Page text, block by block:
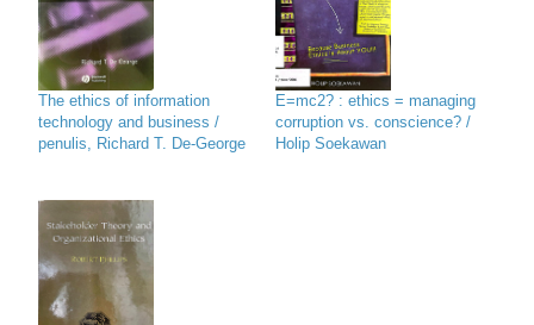
The ethics of information
technology and business /
penulis, Richard T. De-George
E=mc2? : ethics = managing
corruption vs. conscience? /
Holip Soekawan